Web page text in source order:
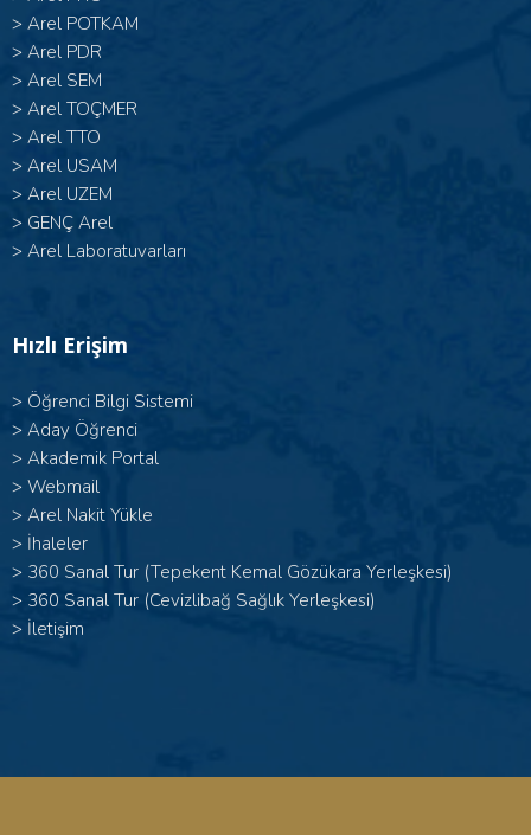
> Arel POTKAM
> Arel PDR
> Arel SEM
> Arel TOÇMER
> Arel TTO
> Arel USAM
> Arel UZEM
> GENÇ Arel
> Arel Laboratuvarları
Hızlı Erişim
> Öğrenci Bilgi Sistemi
> Aday Öğrenci
> Akademik Portal
> Webmail
> Arel Nakit Yükle
> İhaleler
> 360 Sanal Tur (Tepekent Kemal Gözükara Yerleşkesi)
> 360 Sanal Tur (Cevizlibağ Sağlık Yerleşkesi)
> İletişim